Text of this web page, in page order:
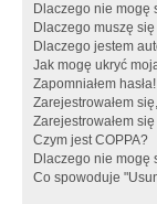
Dlaczego nie mogę
Dlaczego muszę
Dlaczego jestem
Jak mogę ukryć
Zapomniałem hasła!
Zarejestrowałem
Zarejestrowałem
Czym jest COPPA?
Dlaczego nie mogę
Co spowoduje